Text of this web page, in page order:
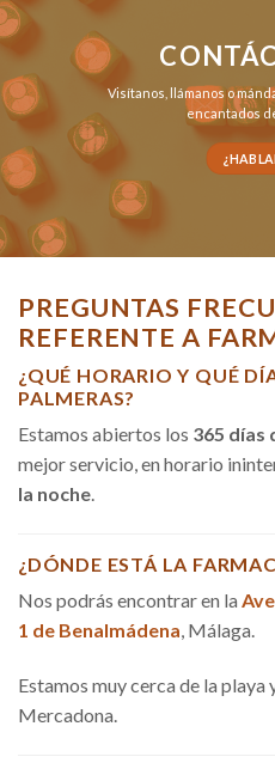
Visítanos, llámanoso
encantados
PREGUNTAS
REFERENTE A
¿QUÉ HORARIO Y QUÉ
PALMERAS?
Estamos abiertos los 365 días
mejor servicio, en horario
la noche.
¿DÓNDE ESTÁ LA
Nos podrás encontrar en la
1 de Benalmádena, Málaga.
Estamos muy cerca de la playa
Mercadona.